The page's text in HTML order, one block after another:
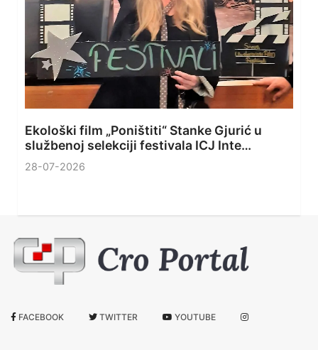
Ekološki film „Poništiti“ Stanke Gjurić u
službenoj selekciji festivala ICJ Inte…
28-07-2026
FACEBOOK TWITTER YOUTUBE